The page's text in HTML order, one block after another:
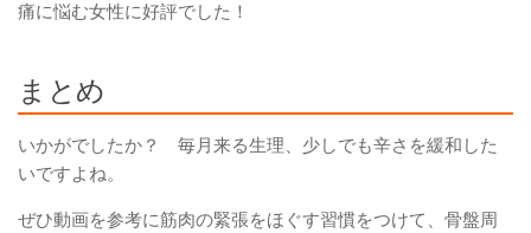
痛に悩む女性に好評でした！
まとめ
いかがでしたか？ 毎月来る生理、少しでも辛さを緩和した
いですよね。
ぜひ動画を参考に筋肉の緊張をほぐす習慣をつけて、骨盤周